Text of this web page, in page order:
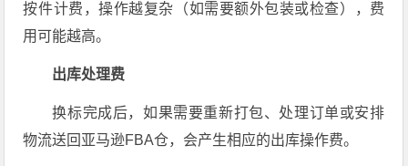
按件计费，操作越复杂（如需要额外包装或检查），费
用可能越高。
出库处理费
换标完成后，如果需要重新打包、处理订单或安排
物流送回亚马逊FBA仓，会产生相应的出库操作费。